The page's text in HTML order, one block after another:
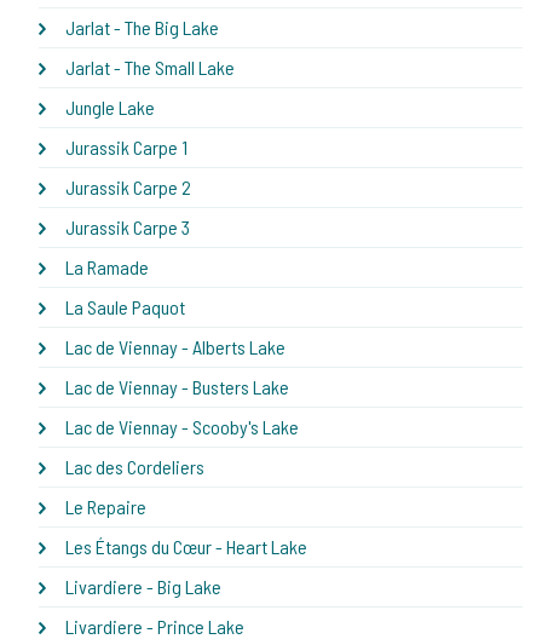
Jarlat - The Big Lake
Jarlat - The Small Lake
Jungle Lake
Jurassik Carpe 1
Jurassik Carpe 2
Jurassik Carpe 3
La Ramade
La Saule Paquot
Lac de Viennay - Alberts Lake
Lac de Viennay - Busters Lake
Lac de Viennay - Scooby's Lake
Lac des Cordeliers
Le Repaire
Les Étangs du Cœur - Heart Lake
Livardiere - Big Lake
Livardiere - Prince Lake